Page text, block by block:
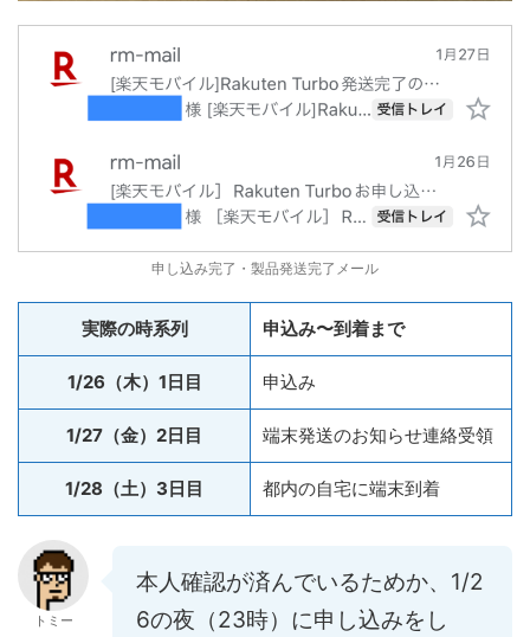
申し込み完了・製品発送完了メール
実際の時系列 申込み〜到着まで
1/26（木）1日目 申込み
1/27（金）2日目 端末発送のお知らせ連絡受領
1/28（土）3日目 都内の自宅に端末到着
トミー
本人確認が済んでいるためか、1/2
6の夜（23時）に申し込みをし